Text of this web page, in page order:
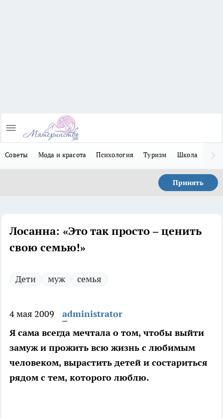
Советы Мода и красота Психология Туризм Школа
Принять
Лосанна: «Это так просто – ценить
свою семью!»
Дети муж семья
4 мая 2009
administrator
Я сама всегда мечтала о том, чтобы выйти
замуж и прожить всю жизнь с любимым
человеком, вырастить детей и состариться
рядом с тем, которого люблю.